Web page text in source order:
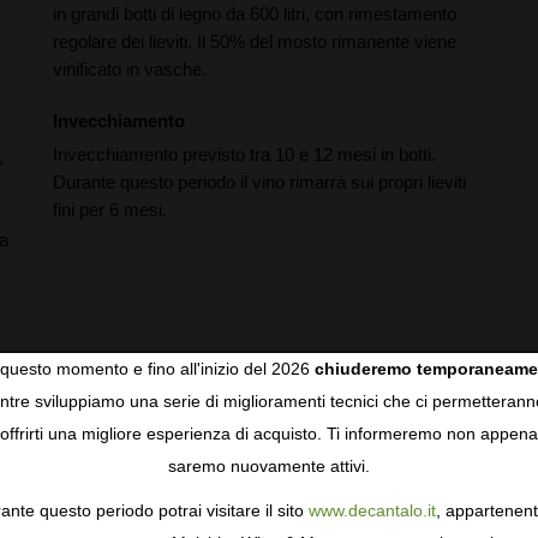
in grandi botti di legno da 600 litri, con rimestamento
regolare dei lieviti. Il 50% del mosto rimanente viene
vinificato in vasche.
Invecchiamento
Invecchiamento previsto tra 10 e 12 mesi in botti.
Durante questo periodo il vino rimarrà sui propri lieviti
fini per 6 mesi.
COOKIES
come i cookie per personalizzare e mejorar la tua
sulla privacy
per saperne di più, o gestisci le tue
Consenso.
momento e fino all'inizio del 2026 chiuderemo
sviluppiamo una serie di miglioramenti tecnici che ci
offrirti una migliore esperienza di acquisto. Ti informeremo non appena
saremo nuovamente attivi.
questo periodo potrai visitare il sito www.decantalo.it,